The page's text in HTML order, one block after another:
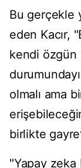
Bu gerçekle
eden Kacır,
kendi özgün
olmalı ama
birlikte
"Yapay